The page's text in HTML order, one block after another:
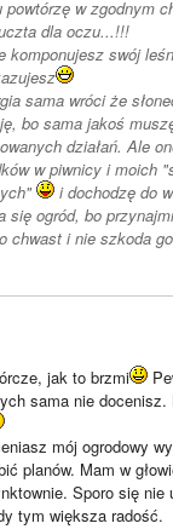
powtórzę w zgodnym
dla oczu...!!!
swój leśny ogród i cudnie
sama wróci że
jakoś muszę się zmuszać do
działań. Ale
w piwnicy i moich
i dochodzę do
się ogród, bo
chwast i nie szkoda
jak to brzmi
sama nie
mój ogrodowy
planów. Mam w
Sporo się
tym większa radość.